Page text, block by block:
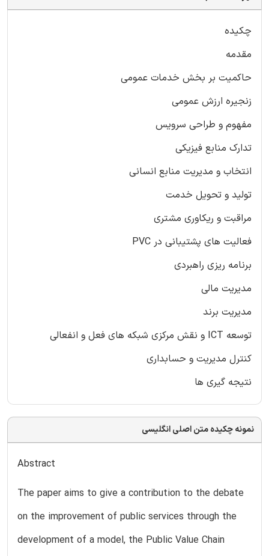
چکیده
مقدمه
حاکمیت بر بخش خدمات عمومی
زنجیره ارزش عمومی
مفهوم و طراحی سرویس
تدارک منابع فیزیکی
انتخاب و مدیریت منابع انسانی
تولید و تحویل خدمت
مراقبت و ریکاوری مشتری
فعالیت های پشتیبانی در PVC
برنامه ریزی راهبردی
مدیریت مالی
مدیریت برند
توسعه ICT و نقش مرکزی شبکه های فعل و انفعالی
کنترل مدیریت و حسابداری
نتیجه گیری ها
نمونه چکیده متن اصلی انگلیسی
Abstract
The paper aims to give a contribution to the debate
on the improvement of public services through the
development of a model, the Public Value Chain